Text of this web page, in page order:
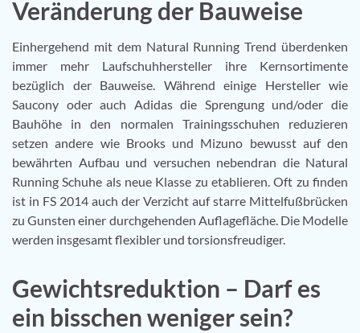
Veränderung der Bauweise
Einhergehend mit dem Natural Running Trend überdenken
immer mehr Laufschuhhersteller ihre Kernsortimente
bezüglich der Bauweise. Während einige Hersteller wie
Saucony oder auch Adidas die Sprengung und/oder die
Bauhöhe in den normalen Trainingsschuhen reduzieren
setzen andere wie Brooks und Mizuno bewusst auf den
bewährten Aufbau und versuchen nebendran die Natural
Running Schuhe als neue Klasse zu etablieren. Oft zu finden
ist in FS 2014 auch der Verzicht auf starre Mittelfußbrücken
zu Gunsten einer durchgehenden Auflagefläche. Die Modelle
werden insgesamt flexibler und torsionsfreudiger.
Gewichtsreduktion – Darf es
ein bisschen weniger sein?